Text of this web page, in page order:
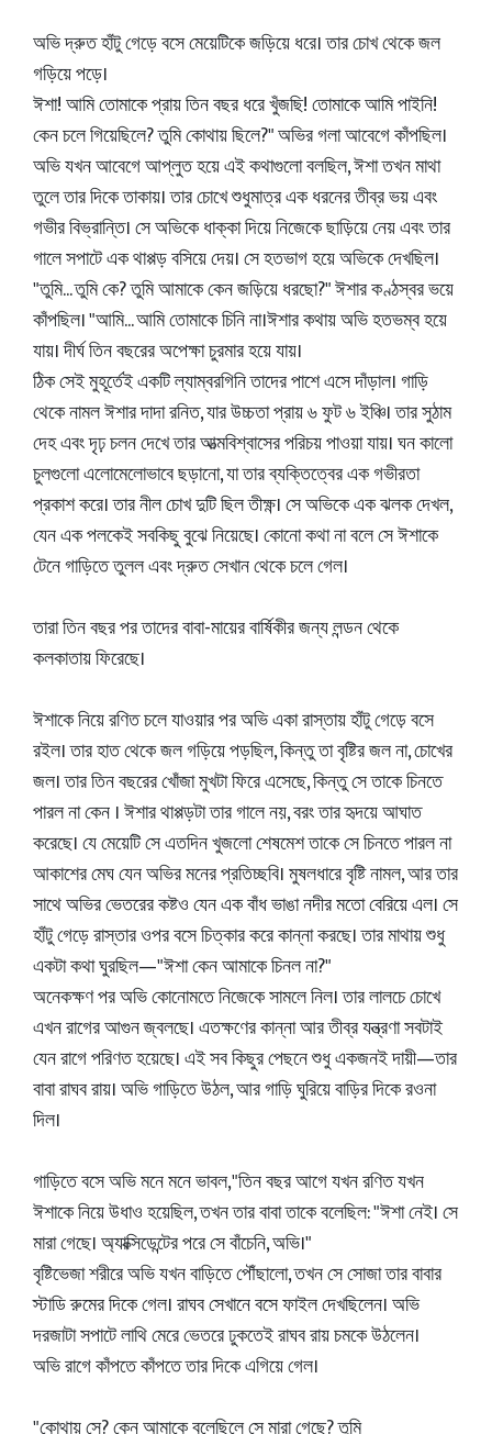
অভি দ্রুত হাঁটু গেড়ে বসে মেয়েটিকে জড়িয়ে ধরে। তার চোখ থেকে জল
গড়িয়ে পড়ে।
ঈশা! আমি তোমাকে প্রায় তিন বছর ধরে খুঁজছি! তোমাকে আমি পাইনি!
কেন চলে গিয়েছিলে? তুমি কোথায় ছিলে?" অভির গলা আবেগে কাঁপছিল।
অভি যখন আবেগে আপ্লুত হয়ে এই কথাগুলো বলছিল, ঈশা তখন মাথা
তুলে তার দিকে তাকায়। তার চোখে শুধুমাত্র এক ধরনের তীব্র ভয় এবং
গভীর বিভ্রান্তি। সে অভিকে ধাক্কা দিয়ে নিজেকে ছাড়িয়ে নেয় এবং তার
গালে সপাটে এক থাপ্পড় বসিয়ে দেয়। সে হতভাগ হয়ে অভিকে দেখছিল।
"তুমি... তুমি কে? তুমি আমাকে কেন জড়িয়ে ধরছো?" ঈশার কণ্ঠস্বর ভয়ে
কাঁপছিল। "আমি... আমি তোমাকে চিনি না।ঈশার কথায় অভি হতভম্ব হয়ে
যায়। দীর্ঘ তিন বছরের অপেক্ষা চুরমার হয়ে যায়।
ঠিক সেই মুহূর্তেই একটি ল্যাম্বরগিনি তাদের পাশে এসে দাঁড়াল। গাড়ি
থেকে নামল ঈশার দাদা রনিত, যার উচ্চতা প্রায় ৬ ফুট ৬ ইঞ্চি। তার সুঠাম
দেহ এবং দৃঢ় চলন দেখে তার আত্মবিশ্বাসের পরিচয় পাওয়া যায়। ঘন কালো
চুলগুলো এলোমেলোভাবে ছড়ানো, যা তার ব্যক্তিত্বের এক গভীরতা
প্রকাশ করে। তার নীল চোখ দুটি ছিল তীক্ষ্ণ। সে অভিকে এক ঝলক দেখল,
যেন এক পলকেই সবকিছু বুঝে নিয়েছে। কোনো কথা না বলে সে ঈশাকে
টেনে গাড়িতে তুলল এবং দ্রুত সেখান থেকে চলে গেল।
তারা তিন বছর পর তাদের বাবা-মায়ের বার্ষিকীর জন্য লন্ডন থেকে
কলকাতায় ফিরেছে।
ঈশাকে নিয়ে রণিত চলে যাওয়ার পর অভি একা রাস্তায় হাঁটু গেড়ে বসে
রইল। তার হাত থেকে জল গড়িয়ে পড়ছিল, কিন্তু তা বৃষ্টির জল না, চোখের
জল। তার তিন বছরের খোঁজা মুখটা ফিরে এসেছে, কিন্তু সে তাকে চিনতে
পারল না কেন । ঈশার থাপ্পড়টা তার গালে নয়, বরং তার হৃদয়ে আঘাত
করেছে। যে মেয়েটি সে এতদিন খুজলো শেষমেশ তাকে সে চিনতে পারল না
আকাশের মেঘ যেন অভির মনের প্রতিচ্ছবি। মুষলধারে বৃষ্টি নামল, আর তার
সাথে অভির ভেতরের কষ্টও যেন এক বাঁধ ভাঙা নদীর মতো বেরিয়ে এল। সে
হাঁটু গেড়ে রাস্তার ওপর বসে চিত্কার করে কান্না করছে। তার মাথায় শুধু
একটা কথা ঘুরছিল—"ঈশা কেন আমাকে চিনল না?"
অনেকক্ষণ পর অভি কোনোমতে নিজেকে সামলে নিল। তার লালচে চোখে
এখন রাগের আগুন জ্বলছে। এতক্ষণের কান্না আর তীব্র যন্ত্রণা সবটাই
যেন রাগে পরিণত হয়েছে। এই সব কিছুর পেছনে শুধু একজনই দায়ী—তার
বাবা রাঘব রায়। অভি গাড়িতে উঠল, আর গাড়ি ঘুরিয়ে বাড়ির দিকে রওনা
দিল।
গাড়িতে বসে অভি মনে মনে ভাবল,"তিন বছর আগে যখন রণিত যখন
ঈশাকে নিয়ে উধাও হয়েছিল, তখন তার বাবা তাকে বলেছিল: "ঈশা নেই। সে
মারা গেছে। অ্যাক্সিডেন্টের পরে সে বাঁচেনি, অভি।"
বৃষ্টিভেজা শরীরে অভি যখন বাড়িতে পৌঁছালো, তখন সে সোজা তার বাবার
স্টাডি রুমের দিকে গেল। রাঘব সেখানে বসে ফাইল দেখছিলেন। অভি
দরজাটা সপাটে লাথি মেরে ভেতরে ঢুকতেই রাঘব রায় চমকে উঠলেন।
অভি রাগে কাঁপতে কাঁপতে তার দিকে এগিয়ে গেল।